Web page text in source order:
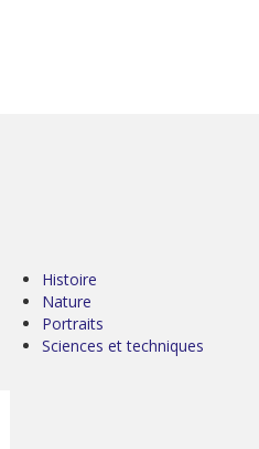
Histoire
Nature
Portraits
Sciences et techniques